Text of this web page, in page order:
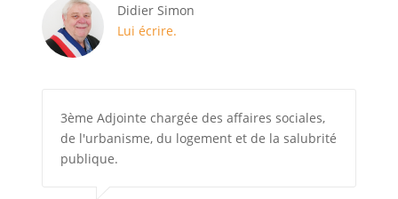
Didier Simon
Lui écrire.
3ème Adjointe chargée des affaires sociales,
de l'urbanisme, du logement et de la salubrité
publique.